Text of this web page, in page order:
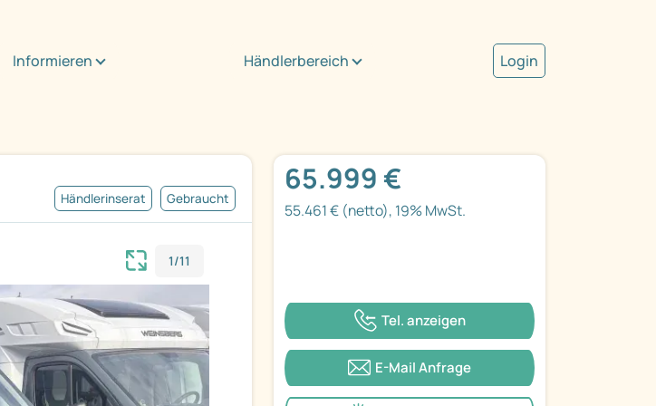
Informieren Händlerbereich Login
Händlerinserat Gebraucht
1/11
65.999 €
55.461 € (netto), 19% MwSt.
Tel. anzeigen
E-Mail Anfrage